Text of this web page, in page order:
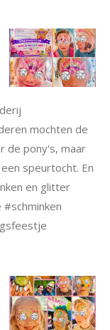
mochten de
de pony's, maar
speurtocht. En
en glitter